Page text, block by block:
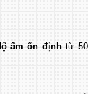
ẩm ổn địnhtừ